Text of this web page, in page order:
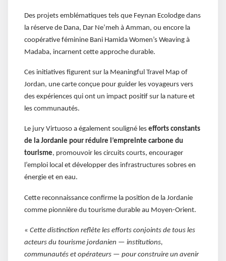
Des projets emblématiques tels que Feynan Ecolodge dans
la réserve de Dana, Dar Ne’meh à Amman, ou encore la
coopérative féminine Bani Hamida Women’s Weaving à
Madaba, incarnent cette approche durable.
Ces initiatives figurent sur la Meaningful Travel Map of
Jordan, une carte conçue pour guider les voyageurs vers
des expériences qui ont un impact positif sur la nature et
les communautés.
Le jury Virtuoso a également souligné les efforts constants
de la Jordanie pour réduire l’empreinte carbone du
tourisme, promouvoir les circuits courts, encourager
l’emploi local et développer des infrastructures sobres en
énergie et en eau.
Cette reconnaissance confirme la position de la Jordanie
comme pionnière du tourisme durable au Moyen-Orient.
« Cette distinction reflète les efforts conjoints de tous les
acteurs du tourisme jordanien — institutions,
communautés et opérateurs — pour construire un avenir